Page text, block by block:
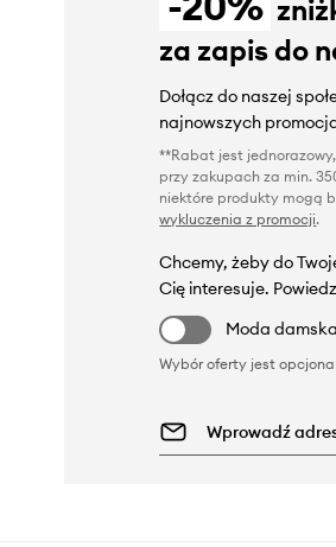
za zapis do
Dołącz do naszej
najnowszych
**Rabat jest
przy zakupach za min.
niektóre produkty mogą
wykluczenia z promocji.
Chcemy, żeby do
Cię interesuje.
Moda damska
Wybór oferty jest